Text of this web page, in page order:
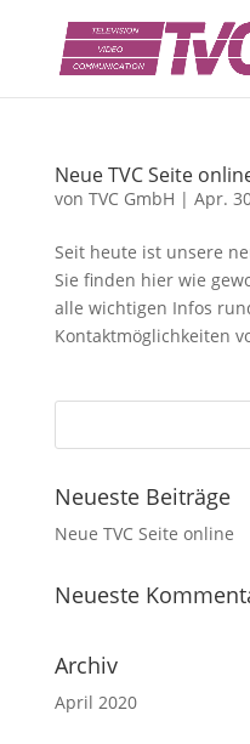
Neue TVC Seite
von TVC GmbH | Apr.
Seit heute ist unsere
Sie finden hier wie
alle wichtigen Infos
Kontaktmöglichkeiten
Neueste Beiträge
Neue TVC Seite online
Neueste
Archiv
April 2020